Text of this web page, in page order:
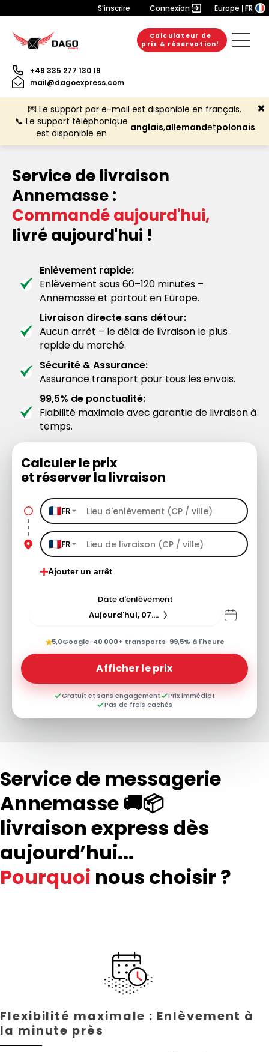
S'inscrire Connexion Europe FR
Calculateur de
prix & réservation!
+49 335 277 130 19
mail@dagoexpress.com
💌 Le support par e-mail est disponible en français.
📞 Le support téléphonique
est disponible en
anglais,allemandetpolonais.
Service de livraison
Annemasse :
Commandé aujourd'hui,
livré aujourd'hui !
Enlèvement rapide:
Enlèvement sous 60–120 minutes –
Annemasse et partout en Europe.
Livraison directe sans détour:
Aucun arrêt – le délai de livraison le plus
rapide du marché.
Sécurité & Assurance:
Assurance transport pour tous les envois.
99,5% de ponctualité:
Fiabilité maximale avec garantie de livraison à
temps.
Calculer le prix
et réserver la livraison
FR
FR
Ajouter un arrêt
Date d'enlèvement
Aujourd'hui, 07.08.26
★5,0Google· 40 000+ transports· 99,5% à l'heure
Afficher le prix
Gratuit et sans engagement
Prix immédiat
Pas de frais cachés
Service de messagerie
Annemasse 🚚📦
livraison express dès
aujourd’hui...
Pourquoi nous choisir ?
Flexibilité maximale : Enlèvement à
la minute près